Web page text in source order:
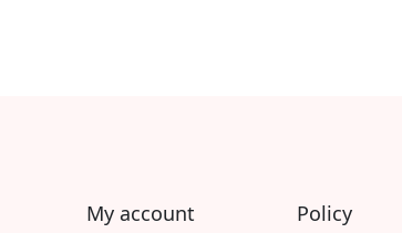
Адреси
My account Policy